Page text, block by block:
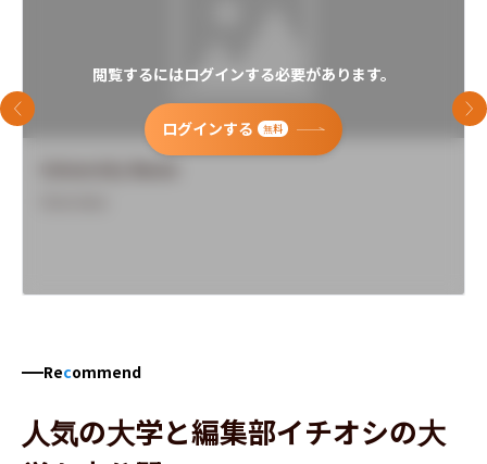
閲覧するにはログインする必要があります。
ログインする 無料
前のスライド 次
Recommend
人気の大学と編集部イチオシの大